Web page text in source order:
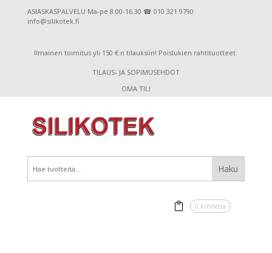
ASIASKASPALVELU Ma-pe 8.00-16.30 ☎ 010 321 9790
info@silikotek.fi
Ilmainen toimitus yli 150 €:n tilauksiin! Poislukien rahtituotteet.
TILAUS- JA SOPIMUSEHDOT
OMA TILI
0 kohdetta